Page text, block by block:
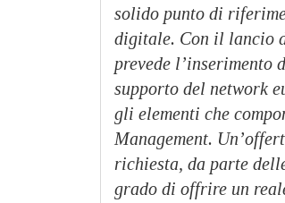
solido punto di
digitale. Con il lancio
prevede l’inserimento
supporto del network
gli elementi che
Management.
richiesta, da parte
grado di offrire un